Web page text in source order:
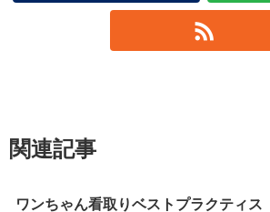
関連記事
ワンちゃん看取りベストプラクティス